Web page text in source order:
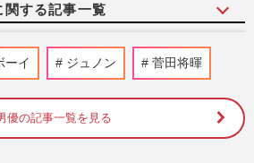
関する記事一覧
面ライダー鎧武』の佐野岳に憧れて…
斗《夢の対談》ジュノン・スーパー
性PRIME 2026/2/23
ーイ ジュノン 菅田将暉
優の記事一覧を見る